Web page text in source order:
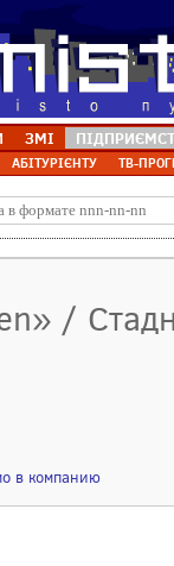
ЗМІ
АБІТУРІЄНТУ ТВ-
/
в компанию